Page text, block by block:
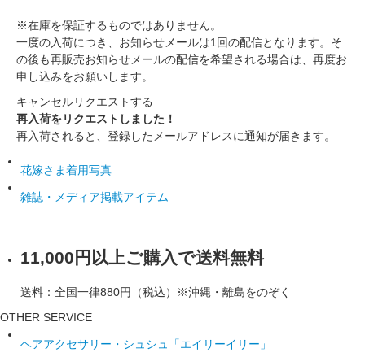
※在庫を保証するものではありません。
一度の入荷につき、お知らせメールは1回の配信となります。そ
の後も再販売お知らせメールの配信を希望される場合は、再度お
申し込みをお願いします。
キャンセルリクエストする
再入荷をリクエストしました！
再入荷されると、登録したメールアドレスに通知が届きます。
花嫁さま着用写真
雑誌・メディア掲載アイテム
11,000円以上ご購入で送料無料
送料：全国一律880円（税込）※沖縄・離島をのぞく
OTHER SERVICE
ヘアアクセサリー・シュシュ「エイリーイリー」